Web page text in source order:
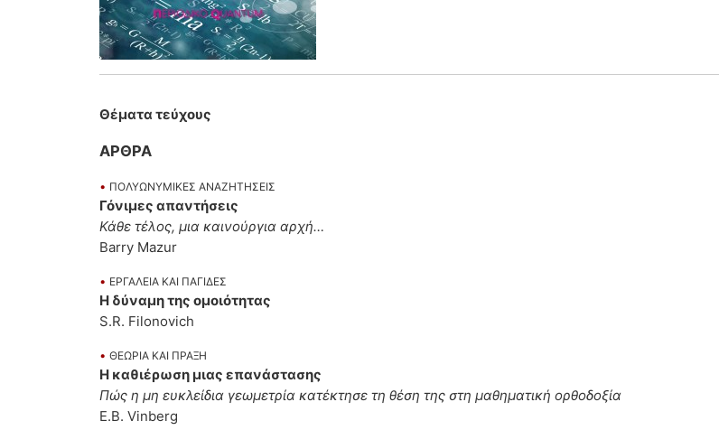
Θέματα τεύχους
ΑΡΘΡΑ
• ΠΟΛΥΩΝΥΜΙΚΕΣ ΑΝΑΖΗΤΗΣΕΙΣ
Γόνιμες απαντήσεις
Κάθε τέλος, μια καινούργια αρχή…
Barry Mazur
• ΕΡΓΑΛΕΙΑ ΚΑΙ ΠΑΓΙΔΕΣ
Η δύναμη της ομοιότητας
S.R. Filonovich
• ΘΕΩΡΙΑ ΚΑΙ ΠΡΑΞΗ
Η καθιέρωση μιας επανάστασης
Πώς η μη ευκλείδια γεωμετρία κατέκτησε τη θέση της στη μαθηματική ορθοδοξία
Ε.Β. Vinberg